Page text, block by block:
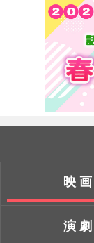
映画
演劇